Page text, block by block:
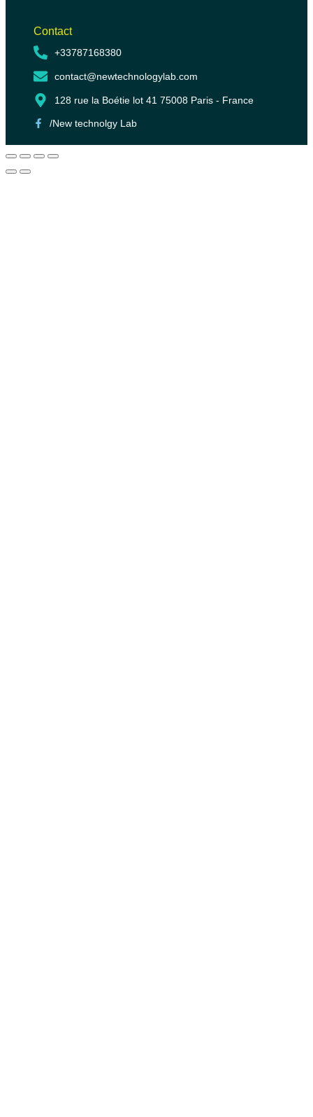
Contact
+33787168380
contact@newtechnologylab.com
128 rue la Boétie lot 41 75008 Paris - France
/New technolgy Lab